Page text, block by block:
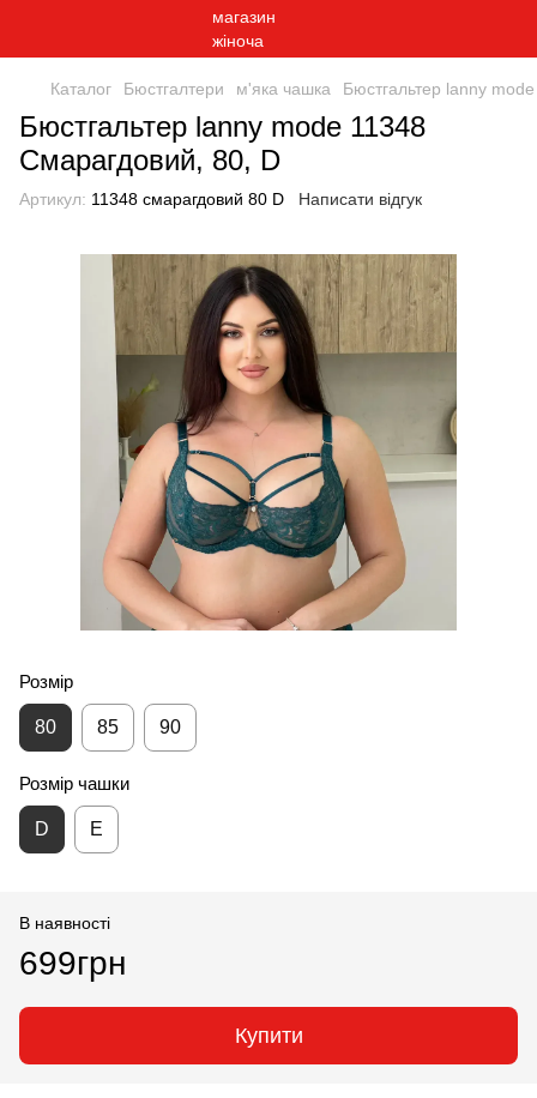
Каталог Бюстгалтери м'яка чашка Бюстгальтер lanny
Бюстгальтер lanny mode 11348
Смарагдовий, 80, D
Артикул: 11348 смарагдовий 80 D Написати відгук
Розмір
80 85 90
Розмір чашки
D E
В наявності
699грн
Купити